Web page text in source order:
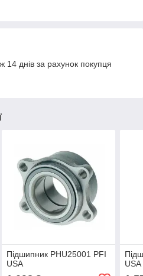
днів за рахунок покупця
Підшипник PHU25001 PFI
USA
USA